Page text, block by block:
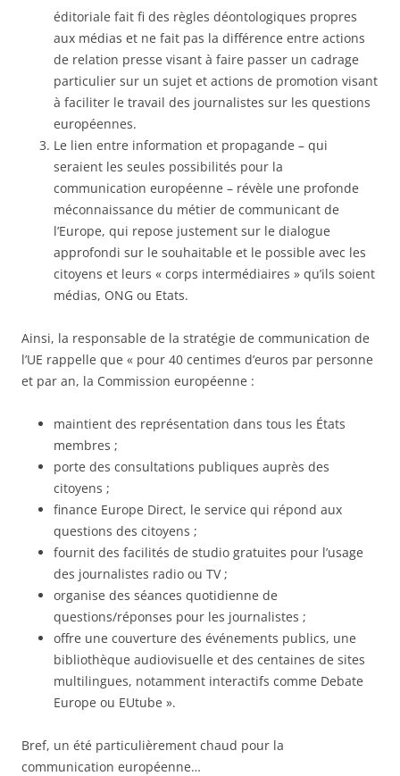
éditoriale fait fi des règles déontologiques propres
aux médias et ne fait pas la différence entre actions
de relation presse visant à faire passer un cadrage
particulier sur un sujet et actions de promotion visant
à faciliter le travail des journalistes sur les questions
européennes.
Le lien entre information et propagande – qui
seraient les seules possibilités pour la
communication européenne – révèle une profonde
méconnaissance du métier de communicant de
l’Europe, qui repose justement sur le dialogue
approfondi sur le souhaitable et le possible avec les
citoyens et leurs « corps intermédiaires » qu’ils soient
médias, ONG ou Etats.
Ainsi, la responsable de la stratégie de communication de
l’UE rappelle que « pour 40 centimes d’euros par personne
et par an, la Commission européenne :
maintient des représentation dans tous les États
membres ;
porte des consultations publiques auprès des
citoyens ;
finance Europe Direct, le service qui répond aux
questions des citoyens ;
fournit des facilités de studio gratuites pour l’usage
des journalistes radio ou TV ;
organise des séances quotidienne de
questions/réponses pour les journalistes ;
offre une couverture des événements publics, une
bibliothèque audiovisuelle et des centaines de sites
multilingues, notamment interactifs comme Debate
Europe ou EUtube ».
Bref, un été particulièrement chaud pour la
communication européenne…